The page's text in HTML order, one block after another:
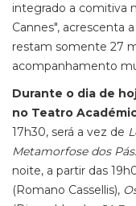
integrado a comitiva
Cannes", acrescenta
restam somente 27
acompanhamento
Durante o dia de
no Teatro
17h30, será a vez de
Metamorfose dos
noite, a partir das
(Romano Cassellis),